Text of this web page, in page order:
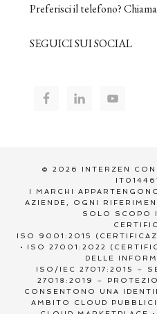
Preferisci il telefono?
SEGUICI SUI SOCIAL
© 2026 INTERZEN
I MARCHI
AZIENDE, OGNI
SOLO SCOPO
ISO 9001:2015
• ISO 27001:2022
DELLE
ISO/IEC 27017:2015 –
27018:2019 –
CONSENTONO UNA
AMBITO CLOUD